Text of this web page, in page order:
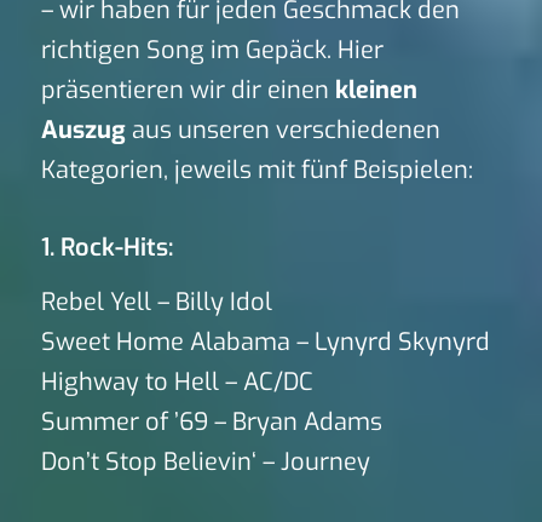
– wir haben für jeden Geschmack den
richtigen Song im Gepäck. Hier
präsentieren wir dir einen kleinen
Auszugaus unseren verschiedenen
Kategorien, jeweils mit fünf Beispielen:
1. Rock-Hits:
Rebel Yell – Billy Idol
Sweet Home Alabama – Lynyrd Skynyrd
Highway to Hell – AC/DC
Summer of ’69 – Bryan Adams
Don’t Stop Believin‘ – Journey